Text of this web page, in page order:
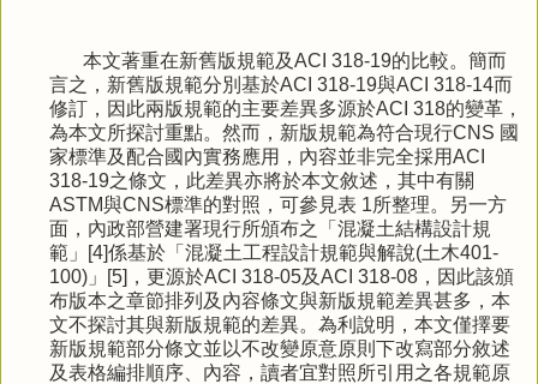
本文著重在新舊版規範及ACI 318-19的比較。簡而
言之，新舊版規範分別基於ACI 318-19與ACI 318-14而
修訂，因此兩版規範的主要差異多源於ACI 318的變革，
為本文所探討重點。然而，新版規範為符合現行CNS 國
家標準及配合國內實務應用，內容並非完全採用ACI
318-19之條文，此差異亦將於本文敘述，其中有關
ASTM與CNS標準的對照，可參見表 1所整理。另一方
面，內政部營建署現行所頒布之「混凝土結構設計規
範」[4]係基於「混凝土工程設計規範與解說(土木401-
100)」[5]，更源於ACI 318-05及ACI 318-08，因此該頒
布版本之章節排列及內容條文與新版規範差異甚多，本
文不探討其與新版規範的差異。為利說明，本文僅擇要
新版規範部分條文並以不改變原意原則下改寫部分敘述
及表格編排順序、內容，讀者宜對照所引用之各規範原